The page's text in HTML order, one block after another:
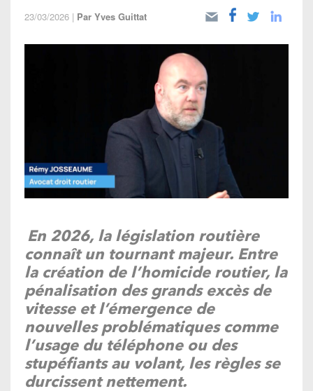
23/03/2026 | Par Yves Guittat
En 2026, la législation routière
connaît un tournant majeur. Entre
la création de l’homicide routier, la
pénalisation des grands excès de
vitesse et l’émergence de
nouvelles problématiques comme
l’usage du téléphone ou des
stupéfiants au volant, les règles se
durcissent nettement.